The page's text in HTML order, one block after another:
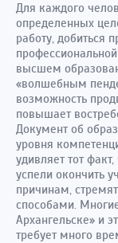
Для каждого
определенных
работу, добиться
высшем
«волшебным
возможность
повышает
Документ об
уровня
удивляет тот
успели окончить
причинам,
способами.
Архангельске» и
требует много